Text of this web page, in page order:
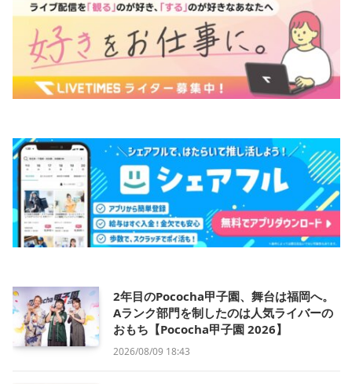
2年目のPococha甲子園、舞台は福岡へ。
Aランク部門を制したのは人気ライバーの
おもち【Pococha甲子園 2026】
2026/08/09 18:43